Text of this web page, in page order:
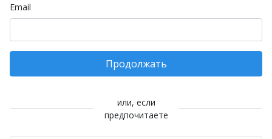
Email
Продолжать
или, если
предпочитаете